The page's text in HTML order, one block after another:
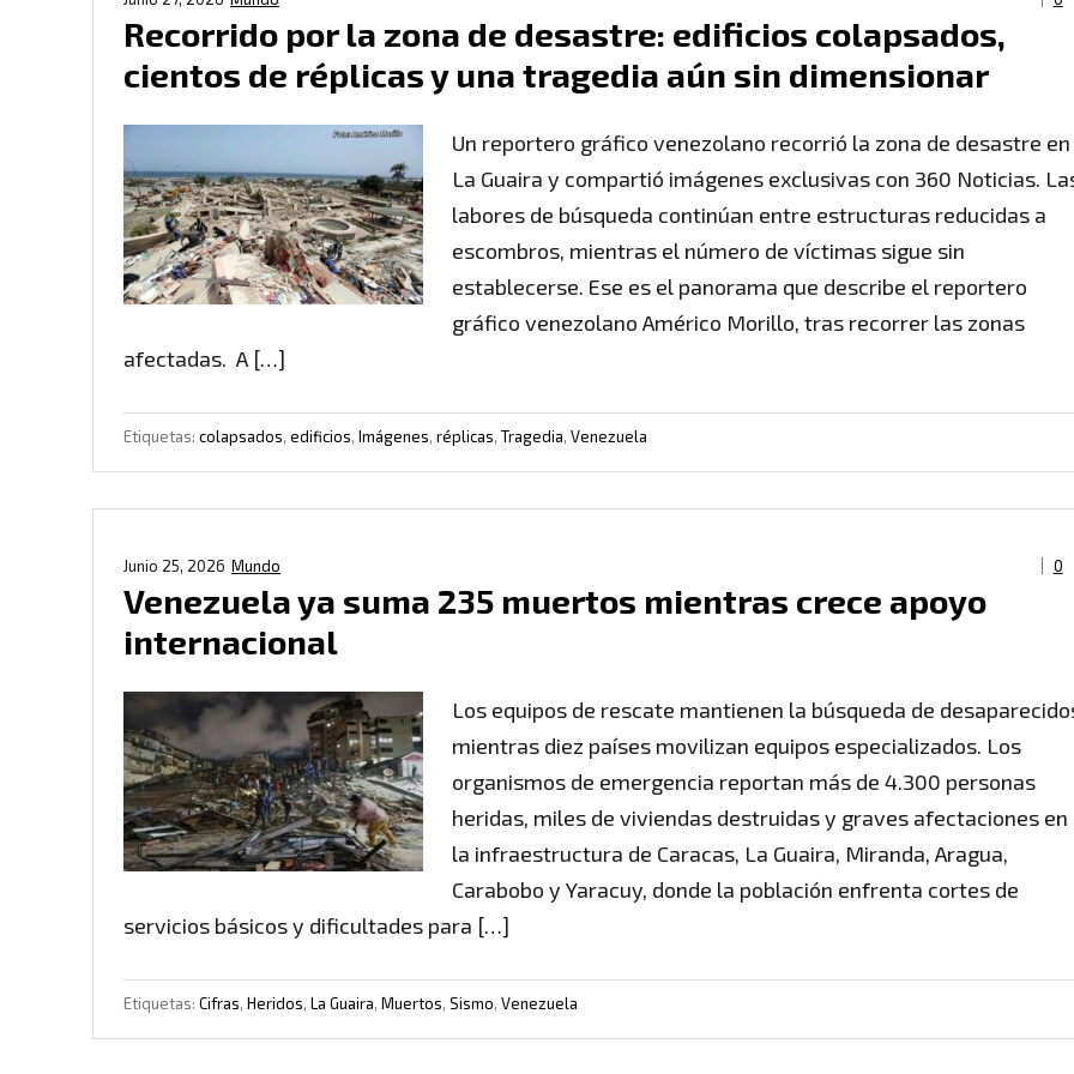
Recorrido por la zona de desastre: edificios colapsados,
cientos de réplicas y una tragedia aún sin dimensionar
Un reportero gráfico venezolano recorrió la zona de desastre en
La Guaira y compartió imágenes exclusivas con 360 Noticias.
labores de búsqueda continúan entre estructuras reducidas a
escombros, mientras el número de víctimas sigue sin
establecerse. Ese es el panorama que describe el reportero
gráfico venezolano Américo Morillo, tras recorrer las zonas
afectadas. A […]
Etiquetas: colapsados, edificios, Imágenes, réplicas, Tragedia, Venezuela
Mundo
Junio 25, 2026 0
Venezuela ya suma 235 muertos mientras crece apoyo
internacional
Los equipos de rescate mantienen la búsqueda de
mientras diez países movilizan equipos especializados. Los
organismos de emergencia reportan más de 4.300 personas
heridas, miles de viviendas destruidas y graves afectaciones en
la infraestructura de Caracas, La Guaira, Miranda, Aragua,
Carabobo y Yaracuy, donde la población enfrenta cortes de
servicios básicos y dificultades para […]
Etiquetas: Cifras, Heridos, La Guaira, Muertos, Sismo, Venezuela